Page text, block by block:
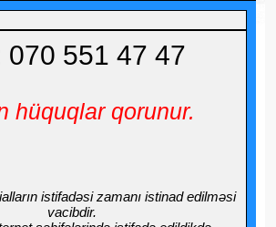
070 551 47 47
hüquqlar qorunur.
istifadəsi zamanı istinad edilməsi
vacibdir.